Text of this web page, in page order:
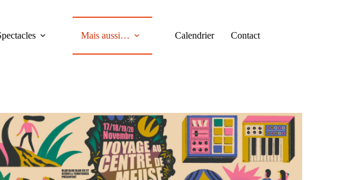
Mais aussi… Calendrier Contact